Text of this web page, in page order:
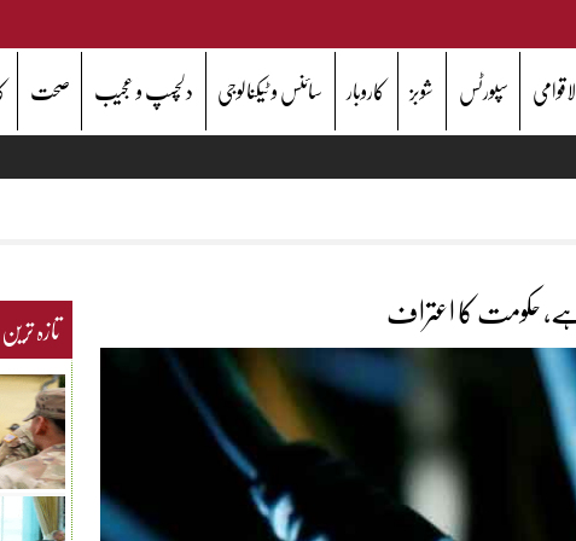
سپورٹس شوبز کاروبار سائنس و ٹیکنالوجی دلچسپ و عجیب صحت
حکومت کا اعتراف تازہ ترین